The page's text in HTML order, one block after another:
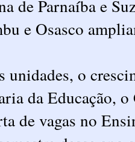
de Parnaíba e
e Osasco
unidades, o
da Educação,
de vagas no